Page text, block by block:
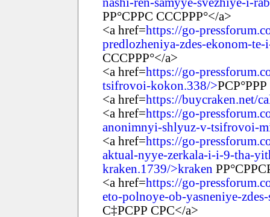
РР°СРРС СССРРР°</a>
<a href=https://go-
predlozheniya-zdes-ekonom-te-
СССРРР°</a>
<a href=https://go-
tsifrovoi-kokon.338/>РСР°РРР
<a href=https://buycraken.net/
<a href=https://go-
anonimnyi-shlyuz-v-tsifrovoi-
<a href=https://go-
aktual-nyye-zerkala-i-i-9-tha-
kraken.1739/>kraken
<a href=https://go-
eto-polnoye-ob-yasneniye-
С‡РСРР СРС</a>